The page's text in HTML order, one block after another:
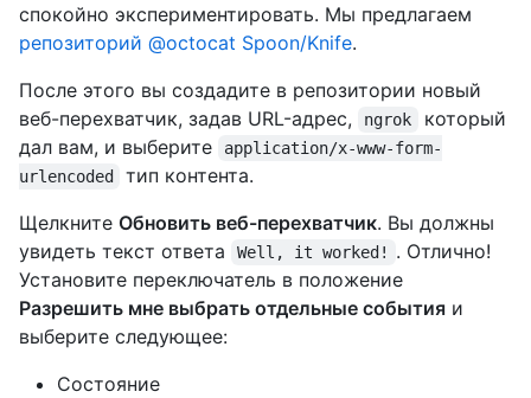
спокойно экспериментировать. Мы предлагаем
репозиторий @octocat Spoon/Knife.
После этого вы создадите в репозитории новый
веб-перехватчик, задав URL-адрес,
ngrok
который
дал вам, и выберите
application/x-www-form-
urlencoded
тип контента.
Щелкните Обновить веб-перехватчик. Вы должны
увидеть текст ответа
Well, it worked!
. Отлично!
Установите переключатель в положение
Разрешить мне выбрать отдельные события и
выберите следующее:
Состояние